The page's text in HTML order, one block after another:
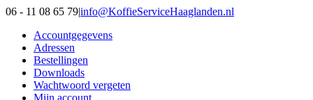
Ga
inhoud
06 - 11 08 65 79|info@KoffieServiceHaaglanden.nl
Accountgegevens
Adressen
Bestellingen
Downloads
Wachtwoord vergeten
Mijn account